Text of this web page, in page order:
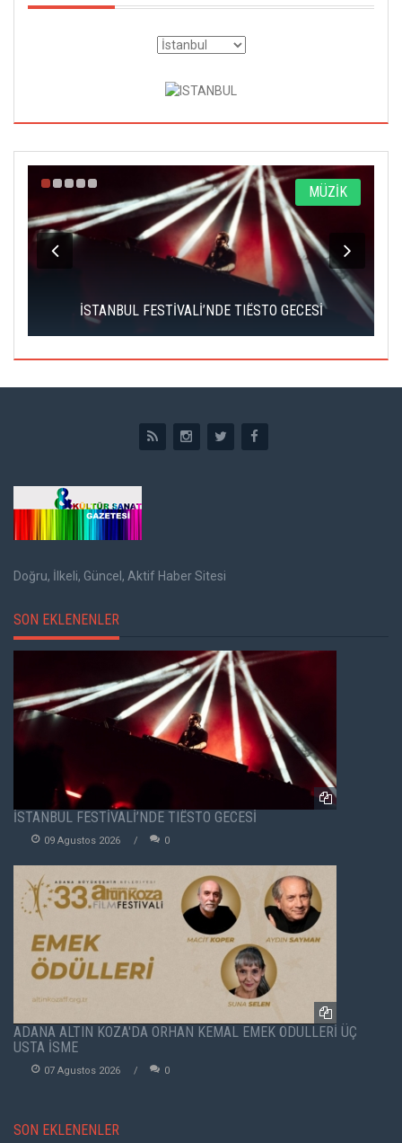
MÜZİK
ADANA ALTIN KOZA'DA ORHAN KEMAL EMEK
ÖDÜLLERİ ÜÇ USTA İSME
Doğru, İlkeli, Güncel, Aktif Haber Sitesi
SON EKLENENLER
İSTANBUL FESTİVALİ’NDE TIËSTO GECESİ
09 Agustos 2026 0
ADANA ALTIN KOZA'DA ORHAN KEMAL EMEK ÖDÜLLERİ ÜÇ
USTA İSME
07 Agustos 2026 0
SON EKLENENLER